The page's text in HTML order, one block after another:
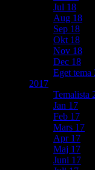
Jul 18
Aug 18
Sep 18
Okt 18
Nov 18
Dec 18
Eget tema
2017
Temalista
Jan 17
Feb 17
Mars 17
Apr 17
Maj 17
Juni 17